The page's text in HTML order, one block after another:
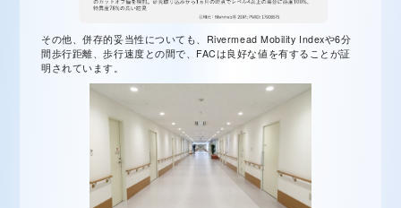
その他、併存的妥当性についても、Rivermead Mobility Indexや6分
間歩行距離、歩行速度との間で、FACは良好な値を有することが証
明されています。